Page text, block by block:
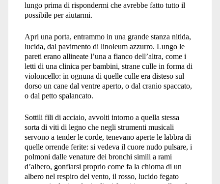
lungo prima di rispondermi che avrebbe fatto tutto il
possibile per aiutarmi.
Apri una porta, entrammo in una grande stanza nitida,
lucida, dal pavimento di linoleum azzurro. Lungo le
pareti erano allineate l’una a fianco dell’altra, come i
letti di una clinica per bambini, strane culle in forma di
violoncello: in ognuna di quelle culle era disteso sul
dorso un cane dal ventre aperto, o dal cranio spaccato,
o dal petto spalancato.
Sottili fili di acciaio, avvolti intorno a quella stessa
sorta di viti di legno che negli strumenti musicali
servono a tender le corde, tenevano aperte le labbra di
quelle orrende ferite: si vedeva il cuore nudo pulsare, i
polmoni dalle venature dei bronchi simili a rami
d’albero, gonfiarsi proprio come fa la chioma di un
albero nel respiro del vento, il rosso, lucido fegato